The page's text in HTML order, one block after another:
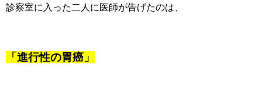
診察室に入った二人に医師が告げたのは、
「進行性の胃癌」